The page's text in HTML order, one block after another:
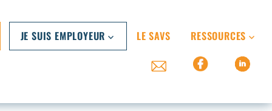
JE SUIS EMPLOYEUR LE SAVS RESSOURCES